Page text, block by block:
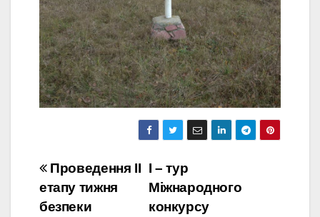
Навігація
записів
І – тур
Міжнародного
конкурсу
Проведення ІІ
етапу тижня
безпеки